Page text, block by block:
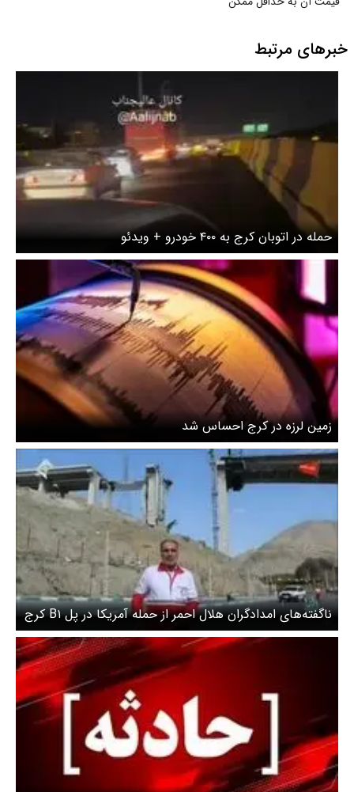
خبرهای مرتبط
حمله در اتوبان کرج به ۴۰۰ خودرو + ویدئو
زمین لرزه در کرج احساس شد
ناگفته‌های امدادگران هلال احمر از حمله آمریکا در پل B۱ کرج